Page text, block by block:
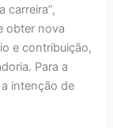
carreira”,
obter nova
e contribuição,
Para a
intenção de